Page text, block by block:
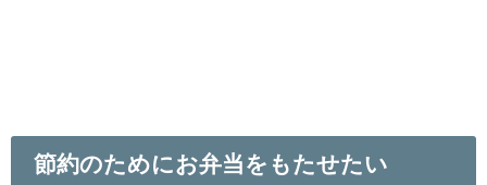
節約のためにお弁当をもたせたい